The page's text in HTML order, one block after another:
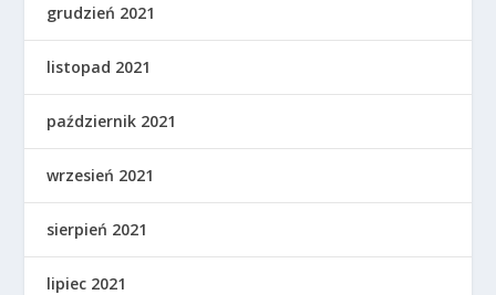
grudzień 2021
listopad 2021
październik 2021
wrzesień 2021
sierpień 2021
lipiec 2021